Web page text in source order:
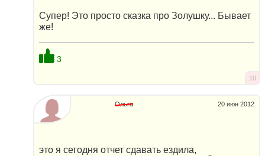
Супер! Это просто сказка про Золушку... Бывает
же!
3
10
20 июн 2012
Ольга
это я сегодня отчет сдавать ездила,